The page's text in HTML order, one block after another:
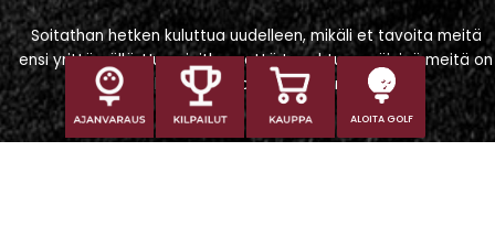
ALOITA GOLF
Soitathan hetken kuluttua uudelleen, mikäli et tavoita meitä
ensi yrittämällä. Huomioithan, että tapahtumapäivinä meitä on
vaikeampi tavoittaa puhelimitse.
Iitti Golf Niskaportti